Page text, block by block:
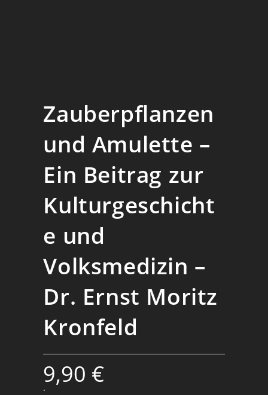
Zauberpflanzen
und Amulette –
Ein Beitrag zur
Kulturgeschicht
e und
Volksmedizin –
Dr. Ernst Moritz
Kronfeld
9,90 €
.